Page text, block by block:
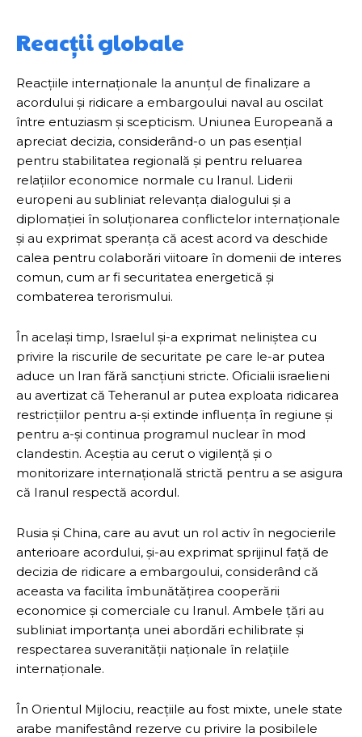
Reacții globale
Reacțiile internaționale la anunțul de finalizare a
acordului și ridicare a embargoului naval au oscilat
între entuziasm și scepticism. Uniunea Europeană a
apreciat decizia, considerând-o un pas esențial
pentru stabilitatea regională și pentru reluarea
relațiilor economice normale cu Iranul. Liderii
europeni au subliniat relevanța dialogului și a
diplomației în soluționarea conflictelor internaționale
și au exprimat speranța că acest acord va deschide
calea pentru colaborări viitoare în domenii de interes
comun, cum ar fi securitatea energetică și
combaterea terorismului.
În același timp, Israelul și-a exprimat neliniștea cu
privire la riscurile de securitate pe care le-ar putea
aduce un Iran fără sancțiuni stricte. Oficialii israelieni
au avertizat că Teheranul ar putea exploata ridicarea
restricțiilor pentru a-și extinde influența în regiune și
pentru a-și continua programul nuclear în mod
clandestin. Aceștia au cerut o vigilență și o
monitorizare internațională strictă pentru a se asigura
că Iranul respectă acordul.
Rusia și China, care au avut un rol activ în negocierile
anterioare acordului, și-au exprimat sprijinul față de
decizia de ridicare a embargoului, considerând că
aceasta va facilita îmbunătățirea cooperării
economice și comerciale cu Iranul. Ambele țări au
subliniat importanța unei abordări echilibrate și
respectarea suveranității naționale în relațiile
internaționale.
În Orientul Mijlociu, reacțiile au fost mixte, unele state
arabe manifestând rezerve cu privire la posibilele